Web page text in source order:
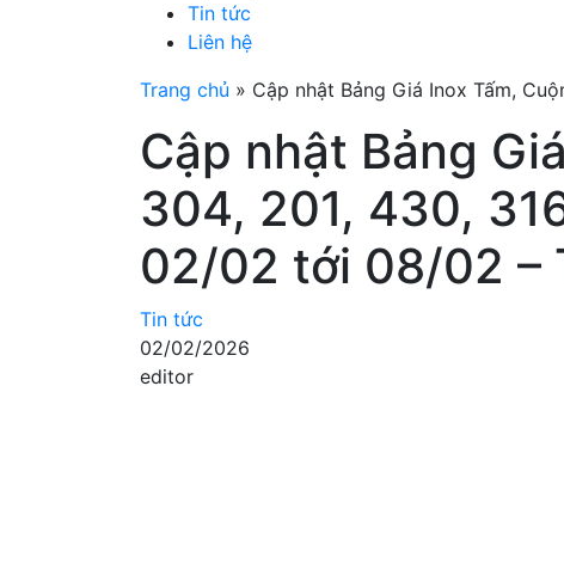
Tin tức
Liên hệ
Trang chủ » Cập nhật Bảng Giá Inox Tấm,
Cập nhật Bảng
304, 201, 430,
02/02 tới 08/02 –
Tin tức
02/02/2026
editor